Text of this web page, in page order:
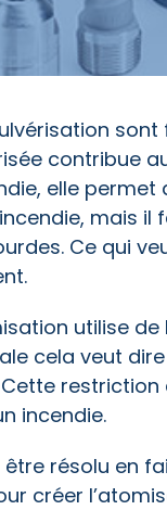
contribue
elle
mais il
Ce qui
utilise
cela veut
incendie.
résolu en
créer